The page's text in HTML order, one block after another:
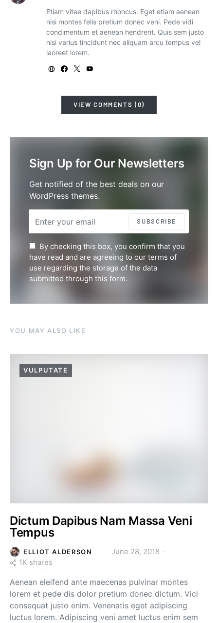
Etiam vitae dapibus rhoncus. Eget etiam aenean
nisi montes felis pretium donec veni. Pede vidi
condimentum et aenean hendrerit. Quis sem justo
nisi varius tincidunt nec aliquam arcu tempus vel
laoreet lorem.
VIEW COMMENTS (0)
Sign Up for Our Newsletters
Get notified of the best deals on our
WordPress themes.
SUBSCRIBE
By checking this box, you confirm that you
have read and are agreeing to our terms of
use regarding the storage of the data
submitted through this form.
YOU MAY ALSO LIKE
VULPUTATE
Dictum Dapibus Nam Massa Veni
Tempus
ELLIOT ALDERSON
June 28, 2018
1K shares
Aenean eleifend ante maecenas pulvinar montes
lorem et pede dis dolor pretium donec dictum. Vici
consequat justo enim. Venenatis eget adipiscing
luctus lorem. Adipiscing veni amet luctus enim sem